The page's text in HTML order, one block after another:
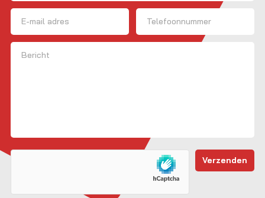
Voornaam
E-mailadres Telefoon
Bericht